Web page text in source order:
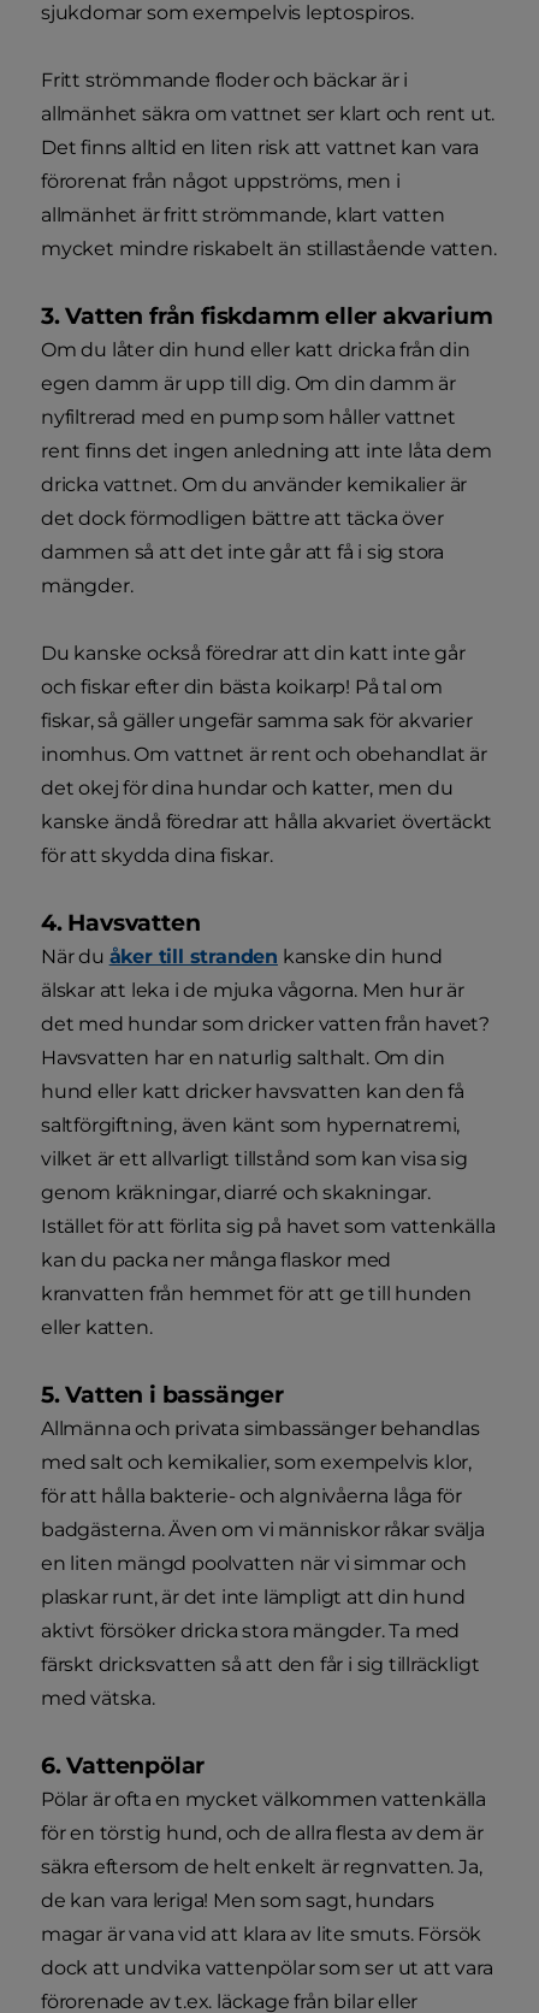
sjukdomar som exempelvis leptospiros.
Fritt strömmande floder och bäckar är i
allmänhet säkra om vattnet ser klart och rent ut.
Det finns alltid en liten risk att vattnet kan vara
förorenat från något uppströms, men i
allmänhet är fritt strömmande, klart vatten
mycket mindre riskabelt än stillastående vatten.
3. Vatten från fiskdamm eller akvarium
Om du låter din hund eller katt dricka från din
egen damm är upp till dig. Om din damm är
nyfiltrerad med en pump som håller vattnet
rent finns det ingen anledning att inte låta dem
dricka vattnet. Om du använder kemikalier är
det dock förmodligen bättre att täcka över
dammen så att det inte går att få i sig stora
mängder.
Du kanske också föredrar att din katt inte går
och fiskar efter din bästa koikarp! På tal om
fiskar, så gäller ungefär samma sak för akvarier
inomhus. Om vattnet är rent och obehandlat är
det okej för dina hundar och katter, men du
kanske ändå föredrar att hålla akvariet övertäckt
för att skydda dina fiskar.
4. Havsvatten
När du åker till stranden kanske din hund
älskar att leka i de mjuka vågorna. Men hur är
det med hundar som dricker vatten från havet?
Havsvatten har en naturlig salthalt. Om din
hund eller katt dricker havsvatten kan den få
saltförgiftning, även känt som hypernatremi,
vilket är ett allvarligt tillstånd som kan visa sig
genom kräkningar, diarré och skakningar.
Istället för att förlita sig på havet som vattenkälla
kan du packa ner många flaskor med
kranvatten från hemmet för att ge till hunden
eller katten.
5. Vatten i bassänger
Allmänna och privata simbassänger behandlas
med salt och kemikalier, som exempelvis klor,
för att hålla bakterie- och algnivåerna låga för
badgästerna. Även om vi människor råkar svälja
en liten mängd poolvatten när vi simmar och
plaskar runt, är det inte lämpligt att din hund
aktivt försöker dricka stora mängder. Ta med
färskt dricksvatten så att den får i sig tillräckligt
med vätska.
6. Vattenpölar
Pölar är ofta en mycket välkommen vattenkälla
för en törstig hund, och de allra flesta av dem är
säkra eftersom de helt enkelt är regnvatten. Ja,
de kan vara leriga! Men som sagt, hundars
magar är vana vid att klara av lite smuts. Försök
dock att undvika vattenpölar som ser ut att vara
förorenade av t.ex. läckage från bilar eller